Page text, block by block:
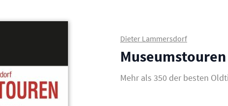
Dieter Lammersdorf
Museumstouren
Mehr als 350 der besten